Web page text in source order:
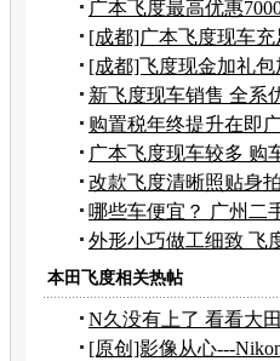
千元
广本飞度最高优惠
全
[成都]广本飞度现车
10000元
[成都]飞度现金加礼
惠
新飞度现车销售 全系
潢
购置税年终提升在即
撼价
广本飞度现车较多 购
元
改款飞度清晰照贴身
解析
哪些车便宜？ 广州二
吃香
外形小巧做工细致 飞
版
本田飞度相关热帖
N久没有上了 看看大
[原创]影像从心---